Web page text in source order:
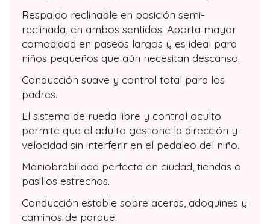
Respaldo reclinable en posición semi-
reclinada, en ambos sentidos. Aporta mayor
comodidad en paseos largos y es ideal para
niños pequeños que aún necesitan descanso.
Conducción suave y control total para los
padres.
El sistema de rueda libre y control oculto
permite que el adulto gestione la dirección y
velocidad sin interferir en el pedaleo del niño.
Maniobrabilidad perfecta en ciudad, tiendas o
pasillos estrechos.
Conducción estable sobre aceras, adoquines y
caminos de parque.